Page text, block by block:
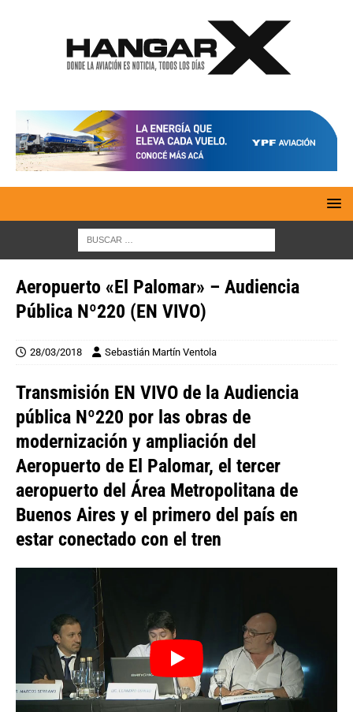
Aeropuerto «El Palomar» – Audiencia
Pública Nº220 (EN VIVO)
28/03/2018 Sebastián Martín Ventola
Transmisión EN VIVO de la Audiencia
pública Nº220 por las obras de
modernización y ampliación del
Aeropuerto de El Palomar, el tercer
aeropuerto del Área Metropolitana de
Buenos Aires y el primero del país en
estar conectado con el tren